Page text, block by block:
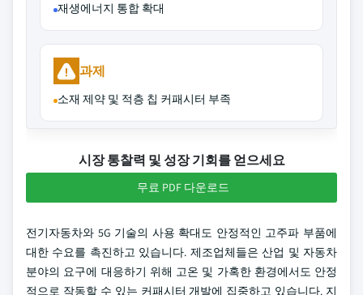
재생에너지 통합 확대
과제
소재 제약 및 적층 칩 커패시터 부족
시장 통찰력 및 성장 기회를 얻으세요
무료 PDF 다운로드
전기자동차와 5G 기술의 사용 확대도 안정적인 고주파 부품에
대한 수요를 촉진하고 있습니다. 제조업체들은 산업 및 자동차
분야의 요구에 대응하기 위해 고온 및 가혹한 환경에서도 안정
적으로 작동할 수 있는 커패시터 개발에 집중하고 있습니다. 지